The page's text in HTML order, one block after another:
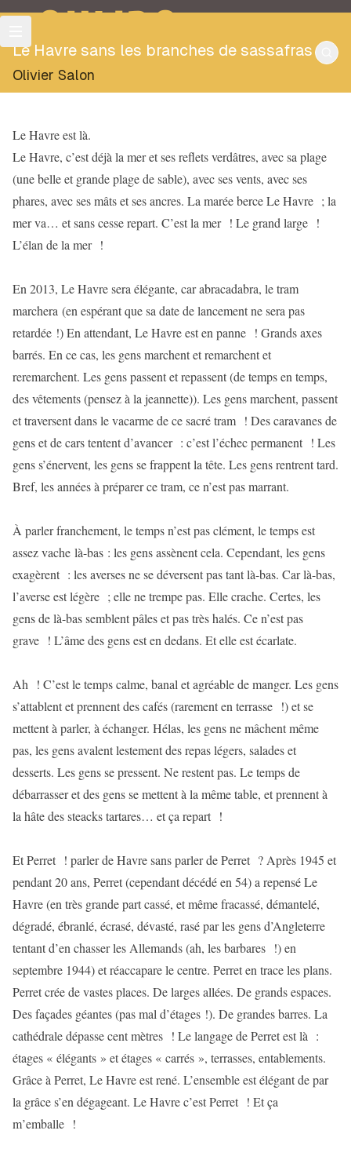
OULIPO
Le Havre sans les branches de sassafras
Olivier Salon
Le Havre est là.
Le Havre, c’est déjà la mer et ses reflets verdâtres, avec sa plage
(une belle et grande plage de sable), avec ses vents, avec ses
phares, avec ses mâts et ses ancres. La marée berce Le Havre ; la
mer va… et sans cesse repart. C’est la mer ! Le grand large !
L’élan de la mer !
En 2013, Le Havre sera élégante, car abracadabra, le tram
marchera (en espérant que sa date de lancement ne sera pas
retardée !) En attendant, Le Havre est en panne ! Grands axes
barrés. En ce cas, les gens marchent et remarchent et
reremarchent. Les gens passent et repassent (de temps en temps,
des vêtements (pensez à la jeannette)). Les gens marchent, passent
et traversent dans le vacarme de ce sacré tram ! Des caravanes de
gens et de cars tentent d’avancer : c’est l’échec permanent ! Les
gens s’énervent, les gens se frappent la tête. Les gens rentrent tard.
Bref, les années à préparer ce tram, ce n’est pas marrant.
À parler franchement, le temps n’est pas clément, le temps est
assez vache là-bas : les gens assènent cela. Cependant, les gens
exagèrent : les averses ne se déversent pas tant là-bas. Car là-bas,
l’averse est légère ; elle ne trempe pas. Elle crache. Certes, les
gens de là-bas semblent pâles et pas très halés. Ce n’est pas
grave ! L’âme des gens est en dedans. Et elle est écarlate.
Ah ! C’est le temps calme, banal et agréable de manger. Les gens
s’attablent et prennent des cafés (rarement en terrasse !) et se
mettent à parler, à échanger. Hélas, les gens ne mâchent même
pas, les gens avalent lestement des repas légers, salades et
desserts. Les gens se pressent. Ne restent pas. Le temps de
débarrasser et des gens se mettent à la même table, et prennent à
la hâte des steacks tartares… et ça repart !
Et Perret ! parler de Havre sans parler de Perret ? Après 1945 et
pendant 20 ans, Perret (cependant décédé en 54) a repensé Le
Havre (en très grande part cassé, et même fracassé, démantelé,
dégradé, ébranlé, écrasé, dévasté, rasé par les gens d’Angleterre
tentant d’en chasser les Allemands (ah, les barbares !) en
septembre 1944) et réaccapare le centre. Perret en trace les plans.
Perret crée de vastes places. De larges allées. De grands espaces.
Des façades géantes (pas mal d’étages !). De grandes barres. La
cathédrale dépasse cent mètres ! Le langage de Perret est là :
étages « élégants » et étages « carrés », terrasses, entablements.
Grâce à Perret, Le Havre est rené. L’ensemble est élégant de par
la grâce s’en dégageant. Le Havre c’est Perret ! Et ça
m’emballe !